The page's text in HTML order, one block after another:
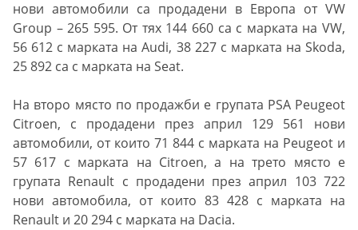
нови автомобили са продадени в Европа от VW
Group – 265 595. От тях 144 660 са с марката на VW,
56 612 с марката на Audi, 38 227 с марката на Skoda,
25 892 са с марката на Seat.
На второ място по продажби е групата PSA Peugeot
Citroen, с продадени през април 129 561 нови
автомобили, от които 71 844 с марката на Peugeot и
57 617 с марката на Citroen, а на трето място е
групата Renault с продадени през април 103 722
нови автомобила, от които 83 428 с марката на
Renault и 20 294 с марката на Dacia.